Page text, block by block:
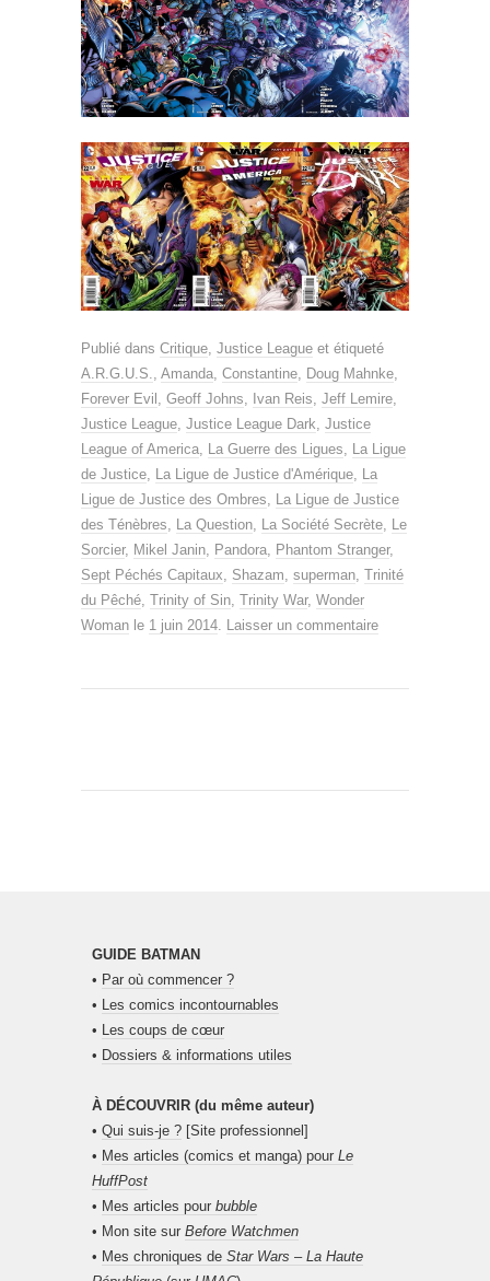
Publié dans Critique, Justice League et étiqueté
A.R.G.U.S., Amanda, Constantine, Doug Mahnke,
Forever Evil , Geoff Johns, Ivan Reis, Jeff Lemire,
Justice League, Justice League Dark, Justice
League of America, La Guerre des Ligues, La Ligue
de Justice, La Ligue de Justice d'Amérique, La
Ligue de Justice des Ombres, La Ligue de Justice
des Ténèbres, La Question, La Société Secrète, Le
Sorcier, Mikel Janin, Pandora, Phantom Stranger,
Sept Péchés Capitaux, Shazam, superman, Trinité
du Pêché, Trinity of Sin, Trinity War, Wonder
Woman le 1 juin 2014. Laisser un commentaire
GUIDE BATMAN
• Par où commencer ?
• Les comics incontournables
• Les coups de cœur
• Dossiers & informations utiles
À DÉCOUVRIR (du même auteur)
• Qui suis-je ? [Site professionnel]
• Mes articles (comics et manga) pour Le
HuffPost
• Mes articles pour bubble
• Mon site sur Before Watchmen
• Mes chroniques de Star Wars – La Haute